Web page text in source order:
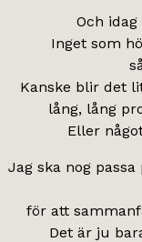
Och
Inget som
Kanske blir det
lång, lång
Eller
Jag ska nog
för att
Det är ju